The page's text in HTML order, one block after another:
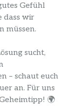
Gefühl
dass wir
müssen.
sucht,
– schaut euch
an. Für uns
🌍